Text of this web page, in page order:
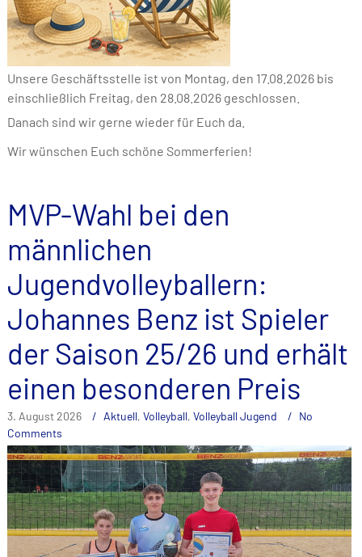
Unsere Geschäftsstelle ist von Montag, den 17.08.2026 bis
einschließlich Freitag, den 28.08.2026 geschlossen.
Danach sind wir gerne wieder für Euch da.
Wir wünschen Euch schöne Sommerferien!
MVP-Wahl bei den
männlichen
Jugendvolleyballern:
Johannes Benz ist Spieler
der Saison 25/26 und erhält
einen besonderen Preis
3. August 2026 Aktuell, Volleyball, Volleyball Jugend
No
Comments